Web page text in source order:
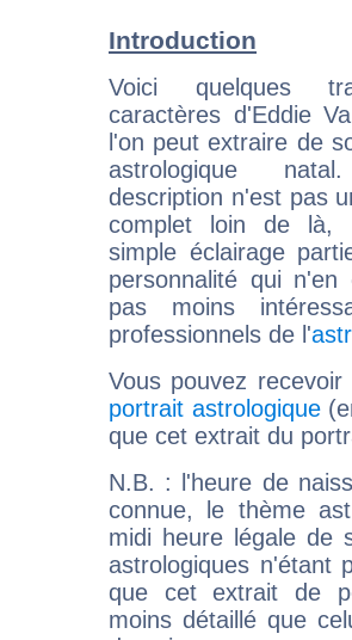
Introduction
Voici quelques
caractères d'Eddie
l'on peut extraire de
astrologique
description n'est pas
complet loin de là,
simple éclairage
personnalité qui n'en
pas moins
professionnels de l'
Vous pouvez
portrait astrologique
que cet extrait du
N.B. : l'heure de
connue, le thème
midi heure légale de
astrologiques n'étant
que cet extrait de
moins détaillé que